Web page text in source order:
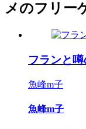
メのフリー
フランと噂
魚峰m子
魚峰m子